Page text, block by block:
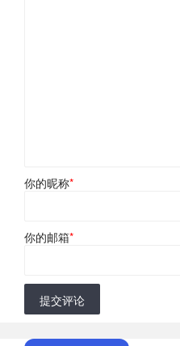
你的昵称*
你的邮箱*
提交评论